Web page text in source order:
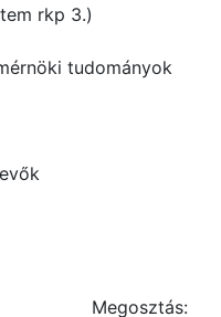
rkp 3.)
tudományok
Megosztás: